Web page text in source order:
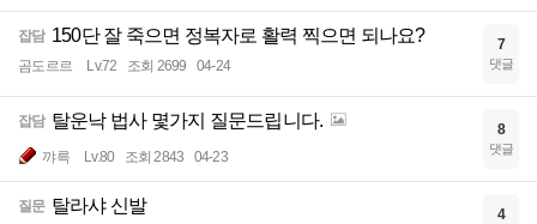
잡담 150단 잘 죽으면 정복자로 활력 찍으면 되나요?
곰도르르 Lv.72 조회 2699 04-24
7
댓글
잡담 탈운낙 법사 몇가지 질문드립니다.
꺄륵 Lv.80 조회 2843 04-23
8
댓글
질문 탈라샤 신발 4